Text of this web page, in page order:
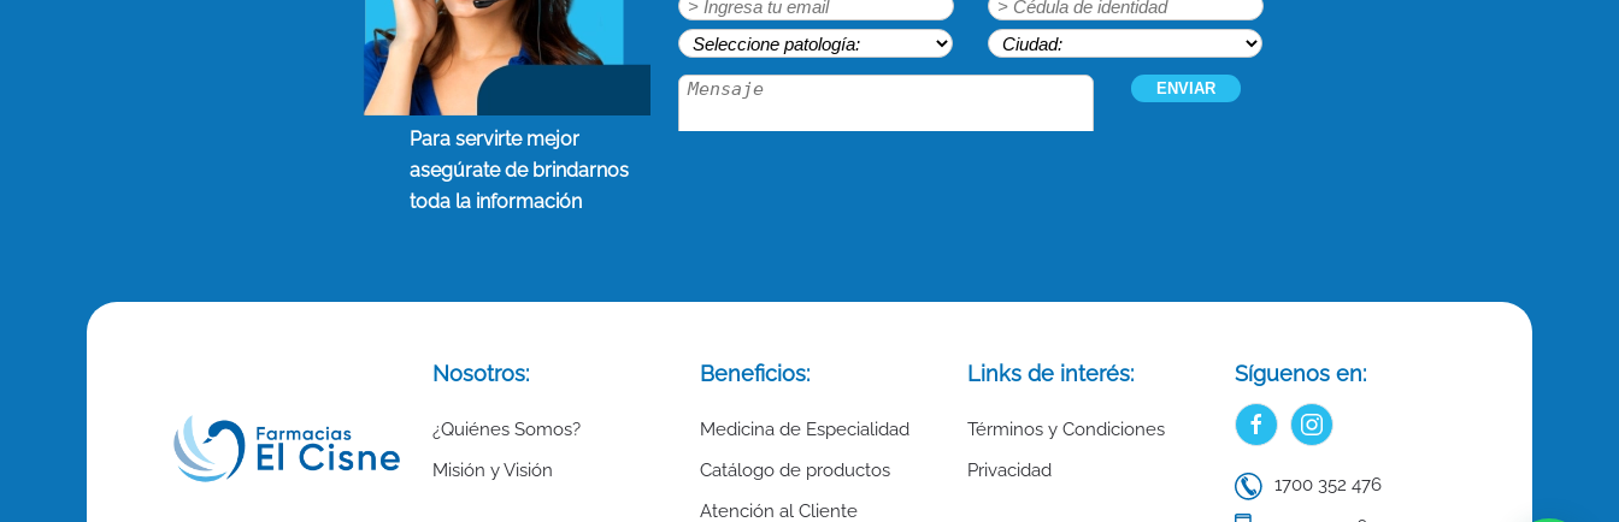
Para servirte mejor
asegúrate de brindarnos
toda la información
Nosotros:
¿Quiénes Somos?
Misión y Visión
Beneficios:
Medicina de Especialidad
Catálogo de productos
Atención al Cliente
Links de interés:
Términos y Condiciones
Privacidad
Síguenos en:
1700 352 476